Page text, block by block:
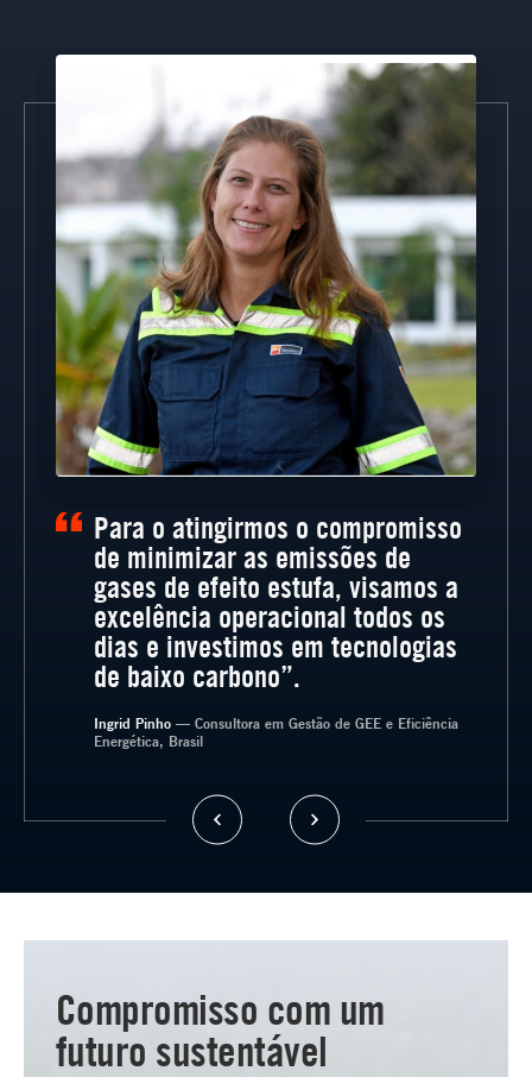
— Analista de Meio Ambiente, Brasil
Para o atingirmos o compromisso
de minimizar as emissões de
gases de efeito estufa, visamos a
excelência operacional todos os
dias e investimos em tecnologias
de baixo carbono”.
Ingrid Pinho— Consultora em Gestão de GEE e Eficiência
Energética, Brasil
Compromisso com um
futuro sustentável